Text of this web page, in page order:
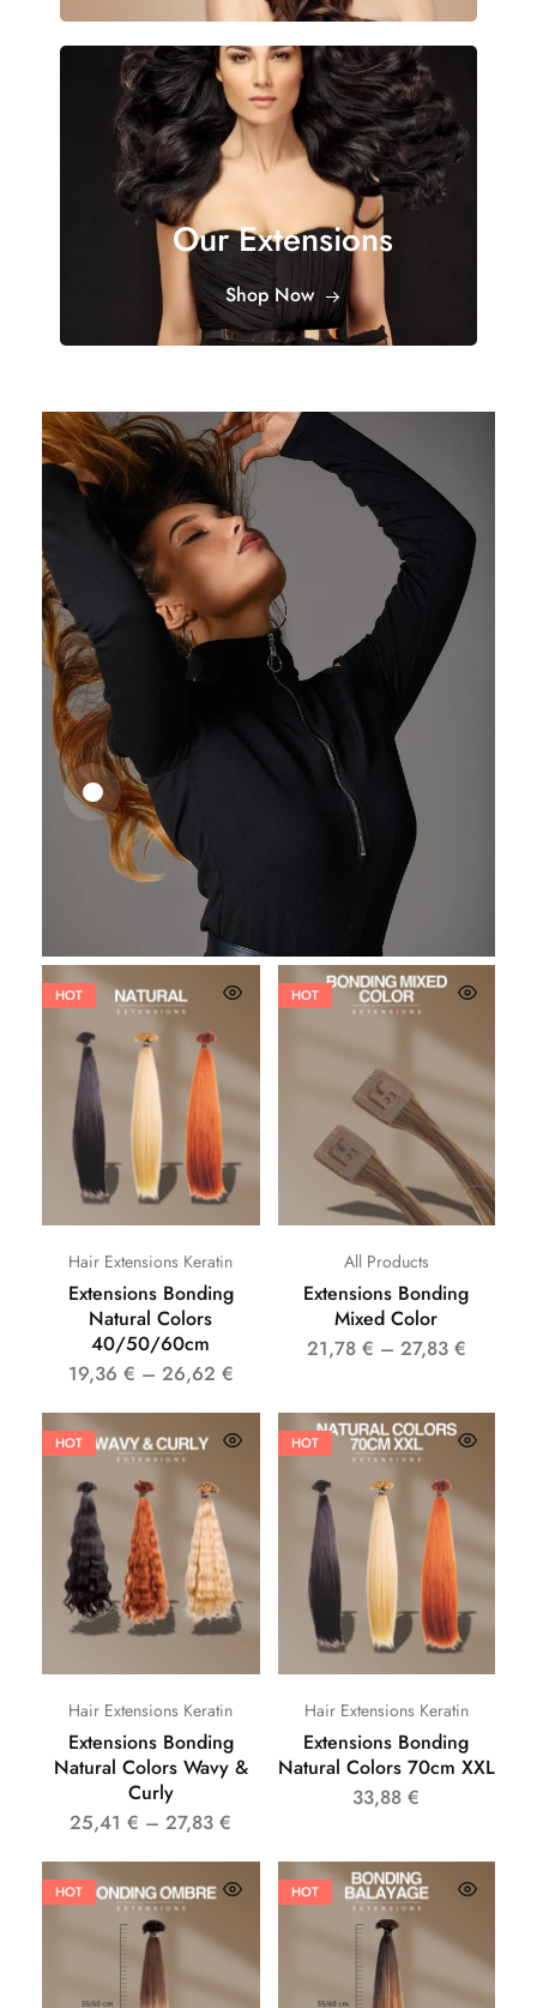
Our Extensions
Shop Now
25,41 27,83
HOT
Hair Extensions Keratin
Extensions Bonding
Natural Colors
40/50/60cm
19,36 € – 26,62 €
HOT
All Products
Extensions Bonding
Mixed Color
21,78 € – 27,83 €
HOT
Hair Extensions Keratin
Extensions Bonding
Natural Colors Wavy &
Curly
25,41€ –27,83€
HOT
Hair Extensions Keratin
Extensions Bonding
Natural Colors 70cm XXL
33,88€
HOT HOT